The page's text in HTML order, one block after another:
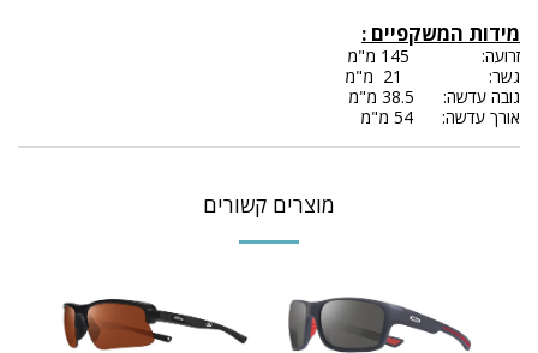
מידות המשקפיים :
זרועה: 145 מ"מ
גשר: 21 מ"מ
גובה עדשה: 38.5 מ"מ
אורך עדשה: 54 מ"מ
מוצרים קשורים